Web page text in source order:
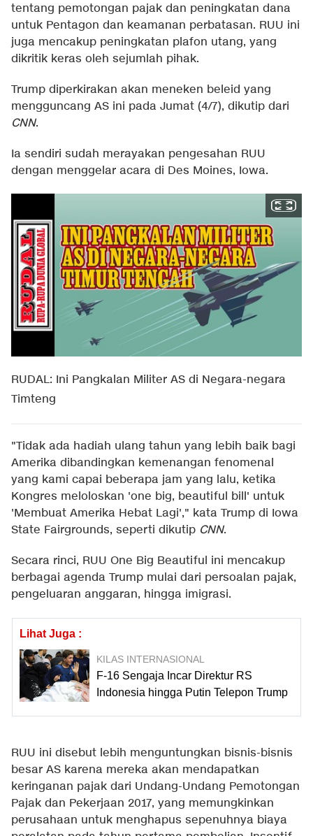
tentang pemotongan pajak dan peningkatan dana
untuk Pentagon dan keamanan perbatasan. RUU ini
juga mencakup peningkatan plafon utang, yang
dikritik keras oleh sejumlah pihak.
Trump diperkirakan akan meneken beleid yang
mengguncang AS ini pada Jumat (4/7), dikutip dari
CNN.
Ia sendiri sudah merayakan pengesahan RUU
dengan menggelar acara di Des Moines, Iowa.
RUDAL: Ini Pangkalan Militer AS di Negara-negara
Timteng
"Tidak ada hadiah ulang tahun yang lebih baik bagi
Amerika dibandingkan kemenangan fenomenal
yang kami capai beberapa jam yang lalu, ketika
Kongres meloloskan 'one big, beautiful bill' untuk
'Membuat Amerika Hebat Lagi'," kata Trump di Iowa
State Fairgrounds, seperti dikutip CNN.
Secara rinci, RUU One Big Beautiful ini mencakup
berbagai agenda Trump mulai dari persoalan pajak,
pengeluaran anggaran, hingga imigrasi.
Lihat Juga :
KILAS INTERNASIONAL
F-16 Sengaja Incar Direktur RS
Indonesia hingga Putin Telepon Trump
RUU ini disebut lebih menguntungkan bisnis-bisnis
besar AS karena mereka akan mendapatkan
keringanan pajak dari Undang-Undang Pemotongan
Pajak dan Pekerjaan 2017, yang memungkinkan
perusahaan untuk menghapus sepenuhnya biaya